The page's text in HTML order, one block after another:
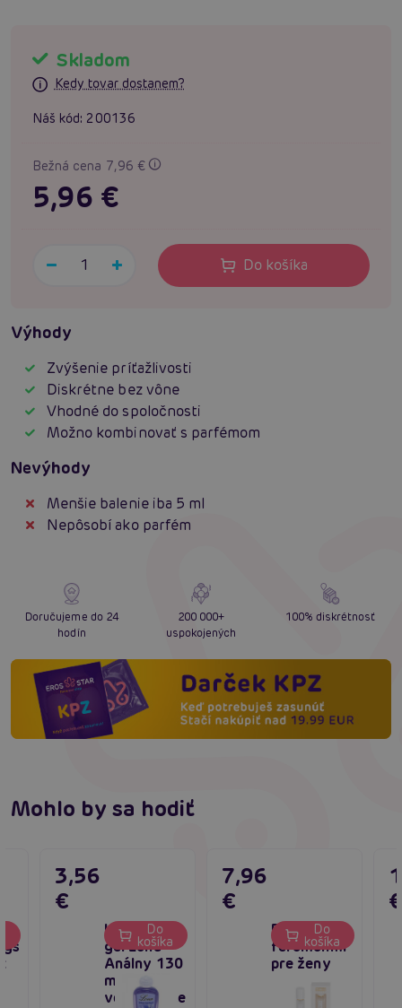
Skladom
Kedy tovar dostanem?
Náš kód: 200136
Bežná cena 7,96 €
5,96 €
Do košíka
Výhody
Zvýšenie príťažlivosti
Diskrétne bez vône
Vhodné do spoločnosti
Možno kombinovať s parfémom
Nevýhody
Menšie balenie iba 5 ml
Nepôsobí ako parfém
Doručujeme do 24
hodín
200 000+
uspokojených
100% diskrétnosť
Mohlo by sa hodiť
Lubrikačný
gél Lona
Análny 130
ml - na
vodnej báze
3,56
€
Do
košíka
Parfum s
feromónmi
pre ženy
7,96
€
Do
košíka